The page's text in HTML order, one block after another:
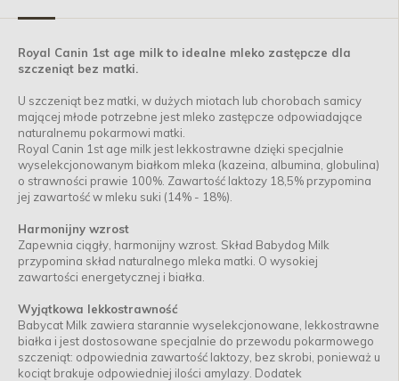
Royal Canin 1st age milk to idealne mleko zastępcze dla
szczeniąt bez matki.
U szczeniąt bez matki, w dużych miotach lub chorobach samicy
mającej młode potrzebne jest mleko zastępcze odpowiadające
naturalnemu pokarmowi matki.
Royal Canin 1st age milk jest lekkostrawne dzięki specjalnie
wyselekcjonowanym białkom mleka (kazeina, albumina, globulina)
o strawności prawie 100%. Zawartość laktozy 18,5% przypomina
jej zawartość w mleku suki (14% - 18%).
Harmonijny wzrost
Zapewnia ciągły, harmonijny wzrost. Skład Babydog Milk
przypomina skład naturalnego mleka matki. O wysokiej
zawartości energetycznej i białka.
Wyjątkowa lekkostrawność
Babycat Milk zawiera starannie wyselekcjonowane, lekkostrawne
białka i jest dostosowane specjalnie do przewodu pokarmowego
szczeniąt: odpowiednia zawartość laktozy, bez skrobi, ponieważ u
kociąt brakuje odpowiedniej ilości amylazy. Dodatek